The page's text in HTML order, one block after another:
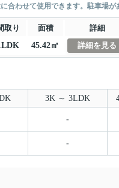
合わせて使用できます。駐車場が
取り 面積 詳細
45.42㎡ 詳細を見る
3K ～ 3LDK
-
-